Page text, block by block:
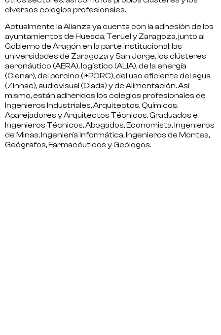
diversos colegios profesionales.
Actualmente la Alianza ya cuenta con la adhesión de los
ayuntamientos de Huesca, Teruel y Zaragoza, junto al
Gobierno de Aragón en la parte institucional; las
universidades de Zaragoza y San Jorge, los clústeres
aeronáutico (AERA), logístico (ALIA), de la energía
(Clenar), del porcino (i+PORC), del uso eficiente del agua
(Zinnae), audiovisual (Clada) y de Alimentación. Así
mismo, están adheridos los colegios profesionales de
Ingenieros Industriales, Arquitectos, Químicos,
Aparejadores y Arquitectos Técnicos, Graduados e
Ingenieros Técnicos, Abogados, Economista, Ingenieros
de Minas, Ingeniería Informática, Ingenieros de Montes,
Geógrafos, Farmacéuticos y Geólogos.